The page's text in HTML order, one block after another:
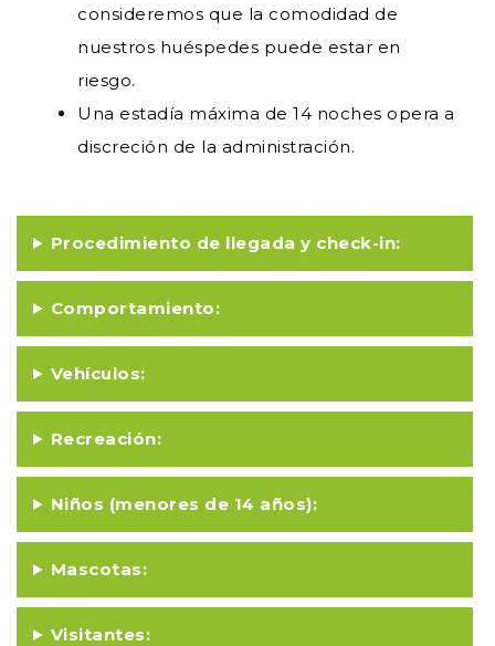
consideremos que la comodidad de
nuestros huéspedes puede estar en
riesgo.
Una estadía máxima de 14 noches opera a
discreción de la administración.
Procedimiento de llegada y check-in:
Comportamiento:
Vehículos:
Recreación:
Niños (menores de 14 años):
Mascotas:
Visitantes: